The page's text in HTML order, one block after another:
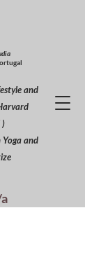
and
)
and